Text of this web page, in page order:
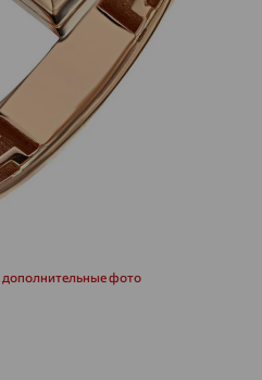
дополнительные фото